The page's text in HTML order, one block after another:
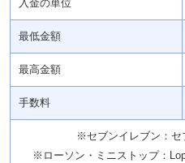
入金の単位
最低金額
最高金額
手数料
※セブンイレブン：セ
※ローソン・ミニストップ：